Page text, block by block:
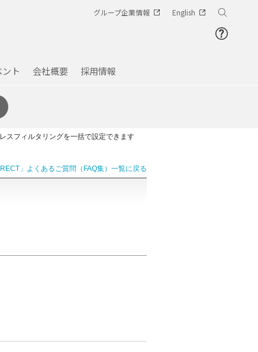
グループ企業情報 English
ト 会社概要 採用情報
スフィルタリングを一括で設定できます
」よくあるご質問（FAQ集）一覧に戻る